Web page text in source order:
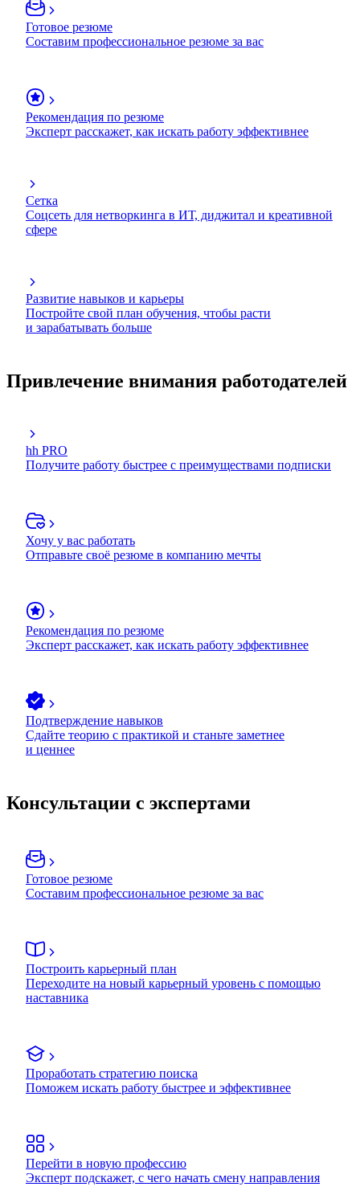
Готовое резюме
Составим профессиональное резюме за вас
Рекомендация по резюме
Эксперт расскажет, как искать работу эффективнее
Сетка
Соцсеть для нетворкинга в ИТ, диджитал и креативной
сфере
Развитие навыков и карьеры
Постройте свой план обучения, чтобы расти
и зарабатывать больше
Привлечение внимания работодателей
hh PRO
Получите работу быстрее с преимуществами подписки
Хочу у вас работать
Отправьте своё резюме в компанию мечты
Рекомендация по резюме
Эксперт расскажет, как искать работу эффективнее
Подтверждение навыков
Сдайте теорию с практикой и станьте заметнее
и ценнее
Консультации с экспертами
Готовое резюме
Составим профессиональное резюме за вас
Построить карьерный план
Переходите на новый карьерный уровень с помощью
наставника
Проработать стратегию поиска
Поможем искать работу быстрее и эффективнее
Перейти в новую профессию
Эксперт подскажет, с чего начать смену направления